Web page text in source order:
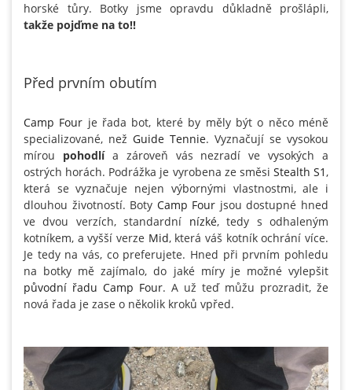
horské tůry. Botky jsme opravdu důkladně prošlápli,
takže pojďme na to!!
Před prvním obutím
Camp Four je řada bot, které by měly být o něco méně
specializované, než Guide Tennie. Vyznačují se vysokou
mírou pohodlía zároveň vás nezradí ve vysokých a
ostrých horách. Podrážka je vyrobena ze směsi Stealth S1,
která se vyznačuje nejen výbornými vlastnostmi, ale i
dlouhou životností. Boty Camp Four jsou dostupné hned
ve dvou verzích, standardní nízké, tedy s odhaleným
kotníkem, a vyšší verze Mid, která váš kotník ochrání více.
Je tedy na vás, co preferujete. Hned při prvním pohledu
na botky mě zajímalo, do jaké míry je možné vylepšit
původní řadu Camp Four. A už teď můžu prozradit, že
nová řada je zase o několik kroků vpřed.